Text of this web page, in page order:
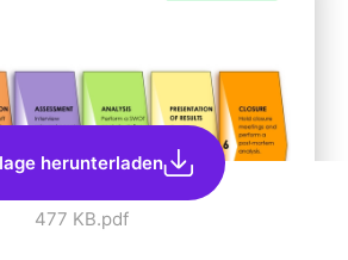
herunterladen
477 KB.pdf